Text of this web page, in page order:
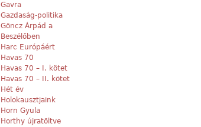
Gavra
Gazdaság-politika
Göncz Árpád a
Beszélőben
Harc Európáért
Havas 70
Havas 70 – I. kötet
Havas 70 – II. kötet
Hét év
Holokausztjaink
Horn Gyula
Horthy újratöltve